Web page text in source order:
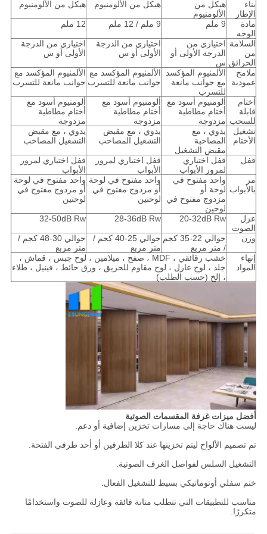
بناء
الإطار
هيكل من
الألومنيوم
هيكل من الألومنيوم هيكل من الألومنيوم
مادة
الوجه
9 ملم 9 ملم / 12 ملم 12 ملم
السلامة
من
الحرائق
اختياري من
الدرجة الأولى أو
س
اختياري من الدرجة
الأولى أو س
اختياري من الدرجة
الأولى أو س
ملامح
عمودية
الألمنيوم المؤكسد
مع جوانب مانعة
للتسرب
الألمنيوم المؤكسد مع
جوانب مانعة للتسرب
الألمنيوم المؤكسد مع
جوانب مانعة للتسرب
أختام
قابلة
للسحب
ألومنيوم أسود مع
أختام مطاطية
مزدوجة
ألومنيوم أسود مع
أختام مطاطية
مزدوجة
ألومنيوم أسود مع
أختام مطاطية
مزدوجة
تشغيل
الأختام
يدوي ، مع
المصاحبة
مقبض التشغيل
يدوي ، مع مقبض
التشغيل المصاحب
يدوي ، مع مقبض
التشغيل المصاحب
قفل
قفل اختياري
لمرور الأبواب
قفل اختياري لمرور
الأبواب
قفل اختياري لمرور
الأبواب
مر
بالأبواب
واحد مفتوح في
لوحة أو
مزدوج مفتوح في
لوحين
واحد مفتوح في لوحة
أو مزدوج مفتوح في
لوحتين
واحد مفتوح في لوحة
أو مزدوج مفتوح في
لوحتين
عزل
الصوت
20-32dB Rw
28-36dB Rw
32-50dB Rw
وزن
حوالي 22-35 كجم
/ متر مربع
حوالي 25-40 كجم /
متر مربع
حوالي 30-48 كجم /
متر مربع
إنهاء
المواد
خشب رقائقي ، MDF ، صفح ، ميلامين ، لوح جبس ، قماش ،
جلد ، لوح عازل ، لوح مقاوم للحريق ، ورق حائط ، فينيل ، طلاء
، إلخ (حسب الطلب)
أفضل ميزات غرفة المقسمات الصوتية
ليست هناك حاجة إلى مسارات تخزين إضافية أو دعم.
تم تصميم الألواح ليتم تخزينها عند كلا الطرفين أو أحد طرفي الفتحة.
التشغيل السلس لفواصل الغرف الصوتية.
ختم سفلي أوتوماتيكي بسيط للتشغيل الفعال.
مناسب للتطبيقات التي تتطلب متانة فائقة وعازلة للصوت واستخدامًا
متكررًا.